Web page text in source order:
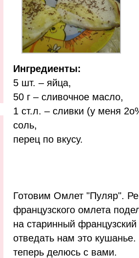
Ингредиенты:
5 шт. – яйца,
50 г – сливочное масло,
1 ст.л. – сливки (у меня
соль,
перец по вкусу.
Готовим Омлет "Пуляр".
французского омлета
на старинный французский
отведать нам это
теперь делюсь с вами.